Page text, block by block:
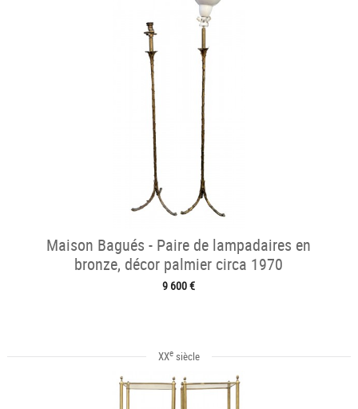
Maison Bagués - Paire de lampadaires en
bronze, décor palmier circa 1970
9 600 €
XXesiècle